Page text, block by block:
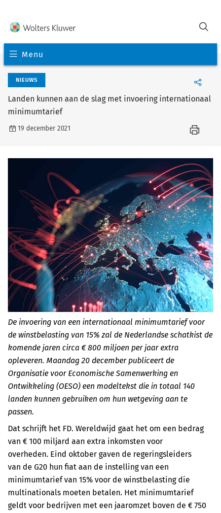
Menu
NIEUWS
Landen kunnen aan de slag met invoering internationaal
minimumtarief
19 december 2021
De invoering van een internationaal minimumtarief voor
de winstbelasting van 15% zal de Nederlandse schatkist de
komende jaren circa € 800 miljoen per jaar extra
opleveren. Maandag 20 december publiceert de
Organisatie voor Economische Samenwerking en
Ontwikkeling (OESO) een modeltekst die in totaal 140
landen kunnen gebruiken om hun wetgeving aan te
passen.
Dat schrijft het FD. Wereldwijd gaat het om een bedrag
van € 100 miljard aan extra inkomsten voor
overheden. Eind oktober gaven de regeringsleiders
van de G20 hun fiat aan de instelling van een
minimumtarief van 15% voor de winstbelasting die
multinationals moeten betalen. Het minimumtarief
geldt voor bedrijven met een jaaromzet boven de € 750